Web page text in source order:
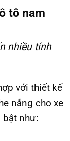
tô nam
nhiều tính
với thiết kế
nắng cho xe
như: